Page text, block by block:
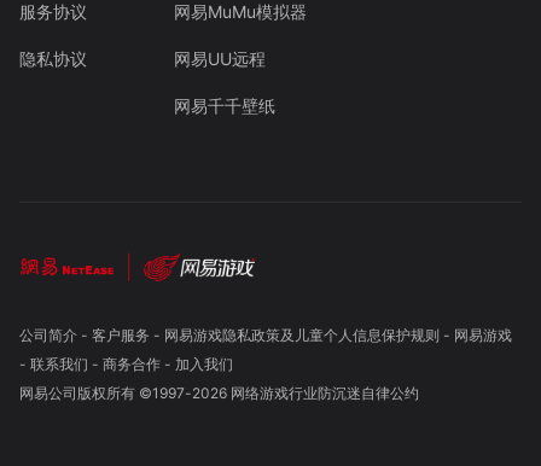
服务协议
隐私协议
网易MuMu模拟器
网易UU远程
网易千千壁纸
公司简介- 客户服务 - 网易游戏隐私政策及儿童个人信息保护规则 - 网易游戏
- 联系我们 - 商务合作- 加入我们
网易公司版权所有 ©1997-2026 网络游戏行业防沉迷自律公约